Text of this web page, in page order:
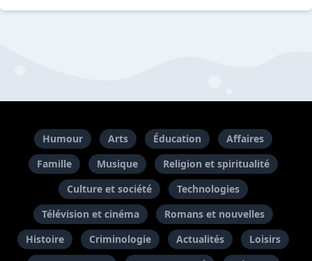
Humour Arts Éducation
Affaires
Famille
Musique
Religion et spiritualité
Culture et société
Technologies
Télévision et cinéma
Romans et nouvelles
Histoire
Criminologie Actualités
Loisirs